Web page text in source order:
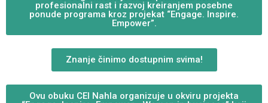
profesionalni rast i razvoj kreiranjem posebne
ponude programa kroz projekat “Engage. Inspire.
Empower”.
Znanje činimo dostupnim svima!
Ovu obuku CEI Nahla organizuje u okviru projekta